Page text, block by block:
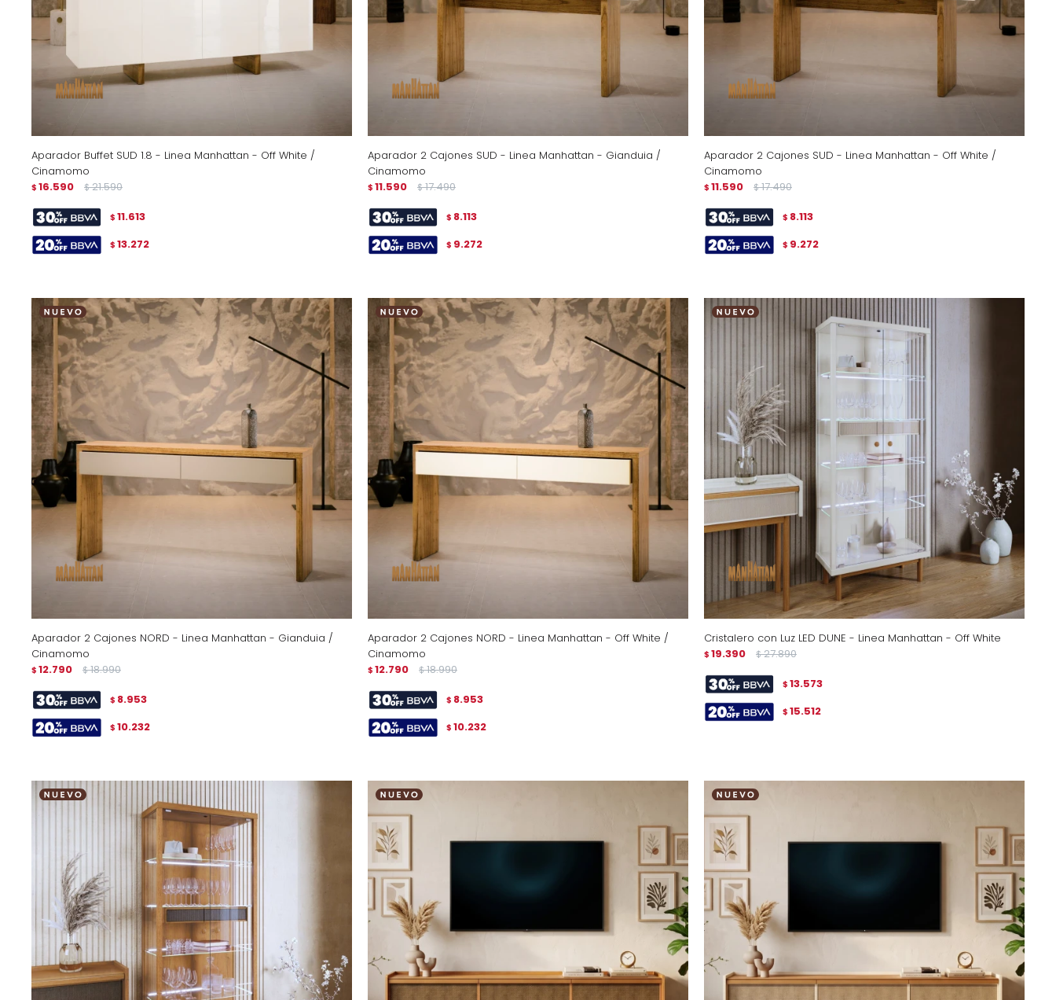
Aparador Buffet SUD 1.8 - Linea Manhattan - Off White /
Cinamomo
$ 16.590 $ 21.590
$ 11.613
$ 13.272
Aparador 2 Cajones SUD - Linea Manhattan - Gianduia /
Cinamomo
$ 11.590 $ 17.490
$ 8.113
$ 9.272
Aparador 2 Cajones SUD - Linea Manhattan - Off White /
Cinamomo
$ 11.590 $ 17.490
$ 8.113
$ 9.272
Aparador 2 Cajones NORD - Linea Manhattan - Gianduia /
Cinamomo
$ 12.790 $ 18.990
$ 8.953
$ 10.232
Aparador 2 Cajones NORD - Linea Manhattan - Off White /
Cinamomo
$ 12.790 $ 18.990
$ 8.953
$ 10.232
Cristalero con Luz LED DUNE - Linea Manhattan - Off White
$ 19.390 $ 27.890
$ 13.573
$ 15.512